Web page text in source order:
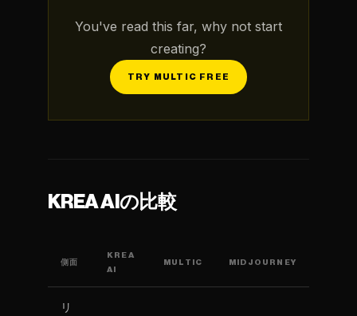
You've read this far, why not start
creating?
TRY MULTIC FREE
KREA AIの比較
側面
KREA
AI
MULTIC MIDJOURNEY
リ